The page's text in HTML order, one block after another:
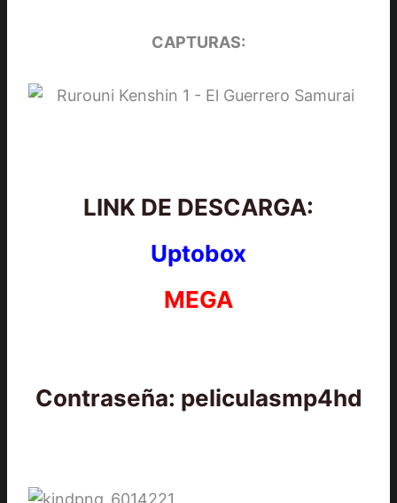
CAPTURAS:
LINK DE DESCARGA:
Uptobox
MEGA
Contraseña: peliculasmp4hd